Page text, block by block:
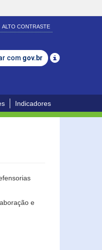
ALTO CONTRASTE
com gov.br
Indicadores
e